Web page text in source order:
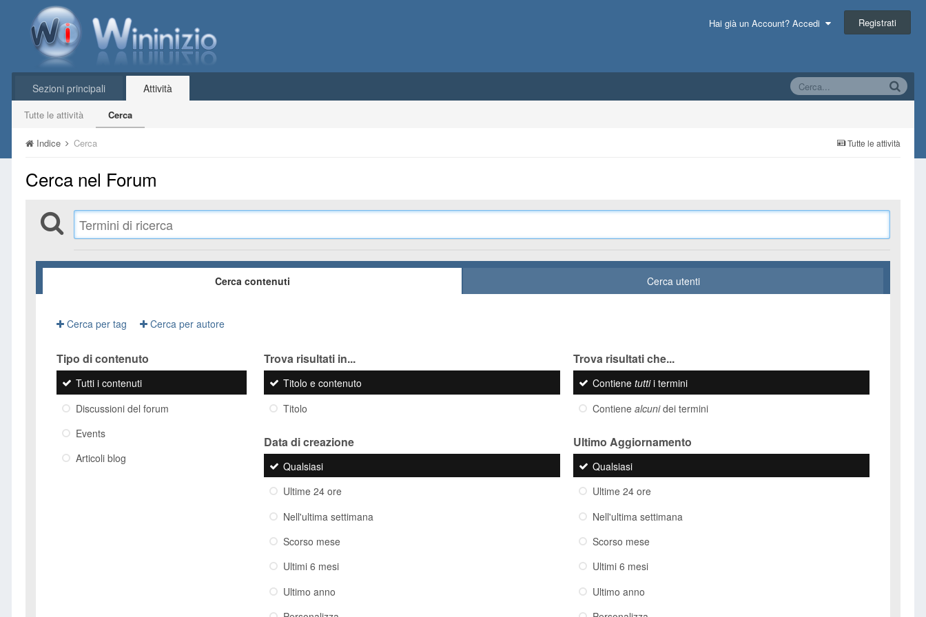
Hai già un Account? Accedi Registrati
Sezioni principali Attività
Tutte le attività Cerca
Tutte le attività
Indice Cerca
Cerca nel Forum
Cerca contenuti Cerca utenti
Cerca per tag Cerca per autore
Tipo di contenuto
Tutti i contenuti
Discussioni del forum
Events
Articoli blog
Trova risultati in...
Titolo e contenuto
Titolo
Trova risultati che...
Contiene tuttii termini
Contiene alcunidei termini
Data di creazione
Qualsiasi
Ultime 24 ore
Nell'ultima settimana
Scorso mese
Ultimi 6 mesi
Ultimo anno
Ultimo Aggiornamento
Qualsiasi
Ultime 24 ore
Nell'ultima settimana
Scorso mese
Ultimi 6 mesi
Ultimo anno